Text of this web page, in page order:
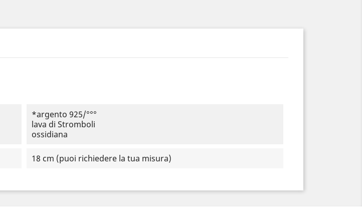
*argento 925/°°°
lava di Stromboli
ossidiana
18 cm (puoi richiedere la tua misura)